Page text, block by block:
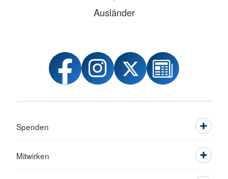
Ausländer
Spenden
Mitwirken